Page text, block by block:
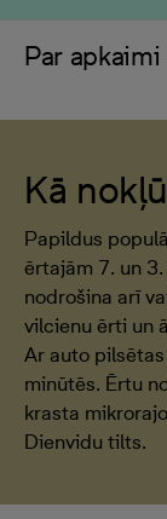
Par apkaimi
Kā
Papildus
ērtajām 7. un
nodrošina arī
vilcienu ērti un
Ar auto
minūtēs. Ērtu
krasta
Dienvidu tilts.